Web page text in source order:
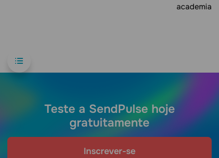
academia
Teste a SendPulse hoje
gratuitamente
Inscrever-se